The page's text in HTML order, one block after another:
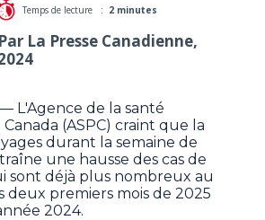
Temps de lecture : 2 minutes
Par La Presse Canadienne,
L'Agence de la santé
(ASPC) craint que la
durant la semaine de
une hausse des cas de
sont déjà plus nombreux au
deux premiers mois de 2025
2024.